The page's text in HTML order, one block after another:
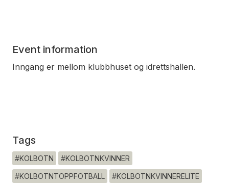
Event information
Inngang er mellom klubbhuset og idrettshallen.
Tags
#KOLBOTN #KOLBOTNKVINNER
#KOLBOTNTOPPFOTBALL #KOLBOTNKVINNERELITE